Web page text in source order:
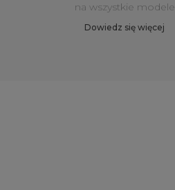
na wszystkie modele
Dowiedz się więcej